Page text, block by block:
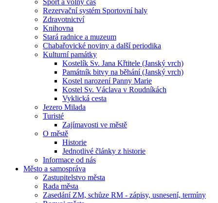
Sport a volný čas
Rezervační systém Sportovní haly
Zdravotnictví
Knihovna
Stará radnice a muzeum
Chabařovické noviny a další periodika
Kulturní památky
Kostelík Sv. Jana Křtitele (Janský vrch)
Památník bitvy na běhání (Janský vrch)
Kostel narození Panny Marie
Kostel Sv. Václava v Roudníkách
Vyklická cesta
Jezero Milada
Turisté
Zajímavosti ve městě
O městě
Historie
Jednotlivé články z historie
Informace od nás
Město a samospráva
Zastupitelstvo města
Rada města
Zasedání ZM, schůze RM - zápisy, usnesení, termíny